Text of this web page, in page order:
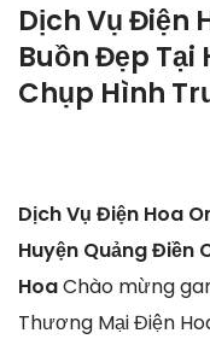
Dịch Vụ Điện
Buồn Đẹp Tại
Chụp Hình
Dịch Vụ Điện Hoa
Huyện Quảng Điền
HoaChào mừng
Thương Mại Điện